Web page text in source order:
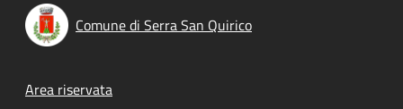
Comune di Serra San Quirico
Footer menu
Area riservata